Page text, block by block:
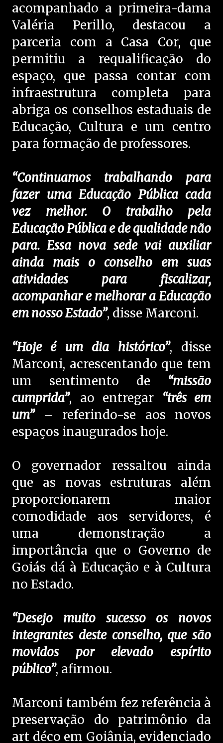
acompanhado a primeira-dama
Valéria Perillo, destacou a
parceria com a Casa Cor, que
permitiu a requalificação do
espaço, que passa contar com
infraestrutura completa para
abriga os conselhos estaduais de
Educação, Cultura e um centro
para formação de professores.
“Continuamos trabalhando para
fazer uma Educação Pública cada
vez melhor. O trabalho pela
Educação Pública e de qualidade não
para. Essa nova sede vai auxiliar
ainda mais o conselho em suas
atividades para fiscalizar,
acompanhar e melhorar a Educação
em nosso Estado”, disse Marconi.
“Hoje é um dia histórico”, disse
Marconi, acrescentando que tem
um sentimento de “missão
cumprida”, ao entregar “três em
um”– referindo-se aos novos
espaços inaugurados hoje.
O governador ressaltou ainda
que as novas estruturas além
proporcionarem maior
comodidade aos servidores, é
uma demonstração a
importância que o Governo de
Goiás dá à Educação e à Cultura
no Estado.
“Desejo muito sucesso os novos
integrantes deste conselho, que são
movidos por elevado espírito
público”, afirmou.
Marconi também fez referência à
preservação do patrimônio da
art déco em Goiânia, evidenciado